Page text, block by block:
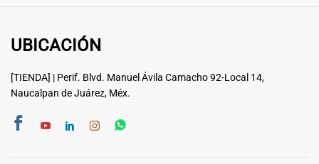
UBICACIÓN
[TIENDA] | Perif. Blvd. Manuel Ávila Camacho 92-Local 14,
Naucalpan de Juárez, Méx.